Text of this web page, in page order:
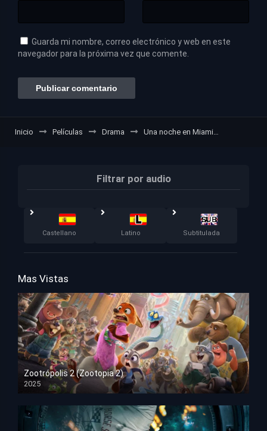
Guarda mi nombre, correo electrónico y web en este
navegador para la próxima vez que comente.
Inicio Películas Drama Una noche en Miami…
Filtrar por audio
Castellano Latino Subtitulada
Mas Vistas
Zootrópolis 2 (Zootopia 2)
2025
HD 1080p